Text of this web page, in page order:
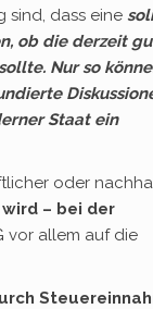
sind, dass eine
ob die derzeit
Nur so
Staat ein
oder
– bei der
vor allem auf die